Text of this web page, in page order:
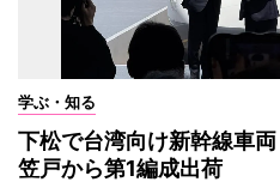
学ぶ・知る
下松で台湾向け新幹線車
笠戸から第1編成出荷